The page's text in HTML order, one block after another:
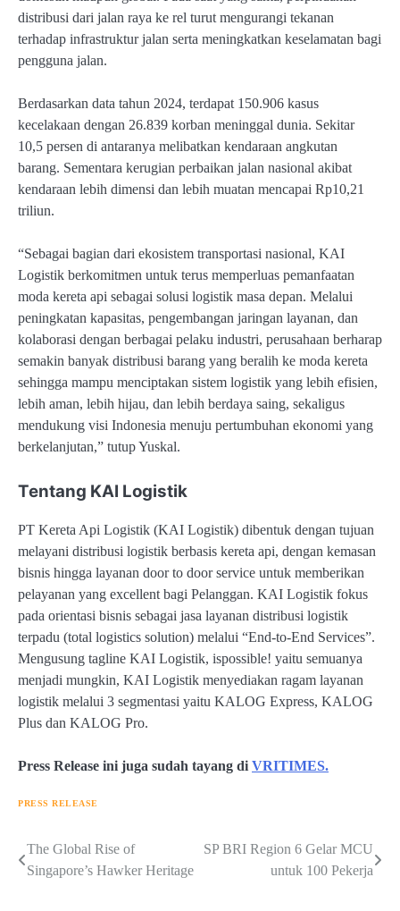
distribusi dari jalan raya ke rel turut mengurangi tekanan
terhadap infrastruktur jalan serta meningkatkan keselamatan bagi
pengguna jalan.
Berdasarkan data tahun 2024, terdapat 150.906 kasus
kecelakaan dengan 26.839 korban meninggal dunia. Sekitar
10,5 persen di antaranya melibatkan kendaraan angkutan
barang. Sementara kerugian perbaikan jalan nasional akibat
kendaraan lebih dimensi dan lebih muatan mencapai Rp10,21
triliun.
“Sebagai bagian dari ekosistem transportasi nasional, KAI
Logistik berkomitmen untuk terus memperluas pemanfaatan
moda kereta api sebagai solusi logistik masa depan. Melalui
peningkatan kapasitas, pengembangan jaringan layanan, dan
kolaborasi dengan berbagai pelaku industri, perusahaan berharap
semakin banyak distribusi barang yang beralih ke moda kereta
sehingga mampu menciptakan sistem logistik yang lebih efisien,
lebih aman, lebih hijau, dan lebih berdaya saing, sekaligus
mendukung visi Indonesia menuju pertumbuhan ekonomi yang
berkelanjutan,” tutup Yuskal.
Tentang KAI Logistik
PT Kereta Api Logistik (KAI Logistik) dibentuk dengan tujuan
melayani distribusi logistik berbasis kereta api, dengan kemasan
bisnis hingga layanan door to door service untuk memberikan
pelayanan yang excellent bagi Pelanggan. KAI Logistik fokus
pada orientasi bisnis sebagai jasa layanan distribusi logistik
terpadu (total logistics solution) melalui “End-to-End Services”.
Mengusung tagline KAI Logistik, ispossible! yaitu semuanya
menjadi mungkin, KAI Logistik menyediakan ragam layanan
logistik melalui 3 segmentasi yaitu KALOG Express, KALOG
Plus dan KALOG Pro.
Press Release ini juga sudah tayang di VRITIMES.
PRESS RELEASE
Navigasi
pos
The Global Rise of
Singapore’s Hawker Heritage
SP BRI Region 6 Gelar MCU
untuk 100 Pekerja